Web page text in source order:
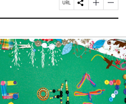
페
이
R
L
복
사
S
N
유
하
기
글
자
크
게
변
경
하
기
글
자
작
게
변
경
기